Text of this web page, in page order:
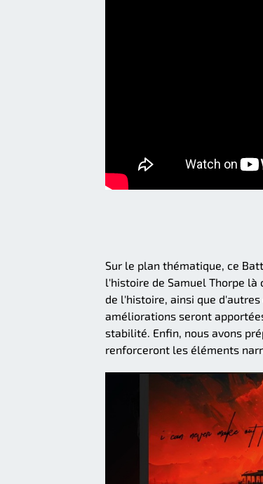
Sur le plan thématique, ce
l'histoire de Samuel Thorpe
de l'histoire, ainsi que
améliorations seront
stabilité. Enfin, nous avons
renforceront les éléments